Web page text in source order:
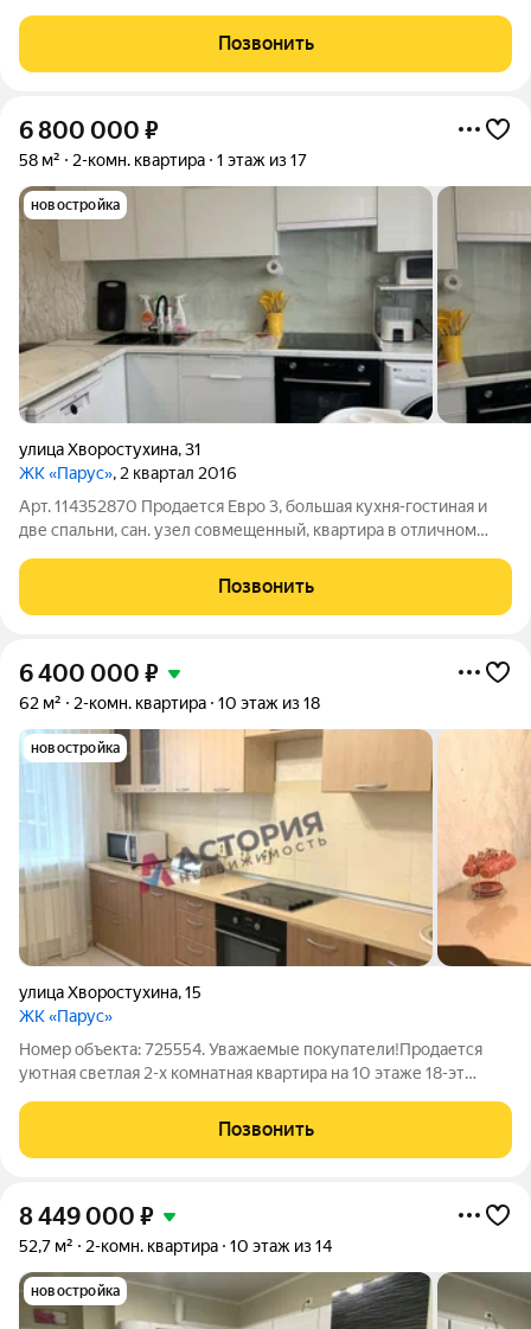
окна, потолки 2,9м, изолированные комнаты. -Закрытая
территория комплекса, охрана, консьерж, рядом парк,
Позвонить
6 800 000 ₽
58 м² 2-комн. квартира 1 этаж из 17
новостройка
улица Хворостухина,31
ЖК «Парус», 2 квартал 2016
Арт. 114352870 Продается Евро 3, большая кухня-гостиная и
две спальни, сан. узел совмещенный, квартира в отличном
2 квартиры), большой тамбур, где можно расположить много
вещей. Сделан
Позвонить
6 400 000 ₽
62 м² 2-комн. квартира 10 этаж из 18
новостройка
улица Хворостухина,15
ЖК «Парус»
Номер объекта: 725554. Уважаемые покупатели!Продается
уютная светлая 2-х комнатная квартира на 10 этаже 18-эт
инфраструктурой, которая продолжает развиваться за счет
постройки новых ЖК в
Позвонить
8 449 000 ₽
52,7 м² 2-комн. квартира 10 этаж из 14
новостройка